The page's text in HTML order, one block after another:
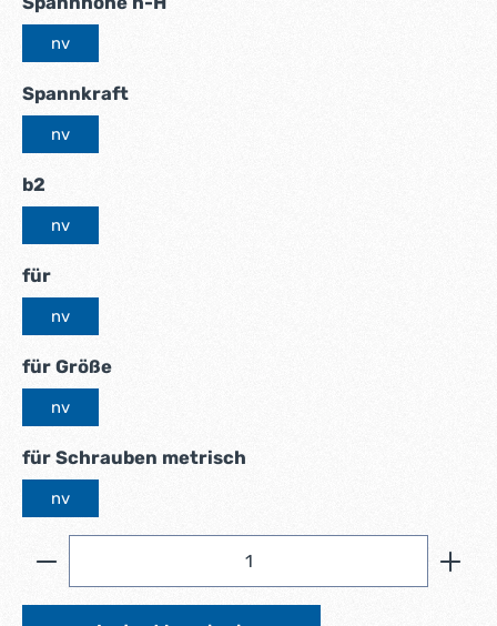
nv
Spannkraftauswählen
nv
b2
nv
fürauswählen
nv
für Größeauswählen
nv
für Schrauben metrisch
nv
Produkt Anzahl: Gib den gewünschten Wert ein